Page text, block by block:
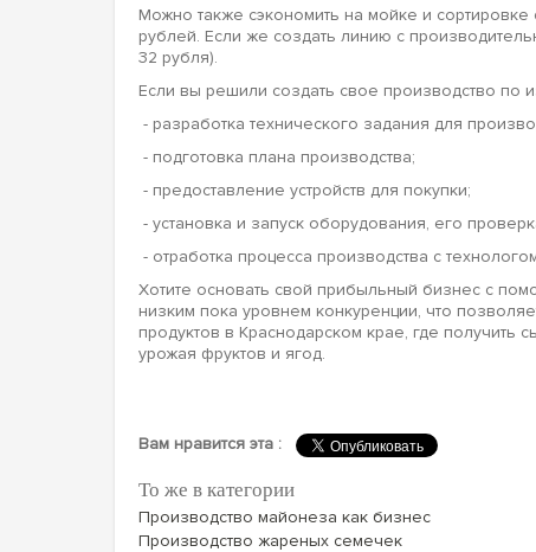
Можно также сэкономить на мойке и сортировке
рублей. Если же создать линию с
32 рубля).
Если вы решили создать свое производство по
- разработка технического задания для
- подготовка плана производства;
- предоставление устройств для покупки;
- установка и запуск оборудования, его
- отработка процесса производства с
Хотите основать свой прибыльный бизнес с
низким пока уровнем конкуренции, что
продуктов в Краснодарском крае, где получить
урожая фруктов и ягод.
Вам нравится эта :
То же в категории
Производство майонеза как бизнес
Производство жареных семечек